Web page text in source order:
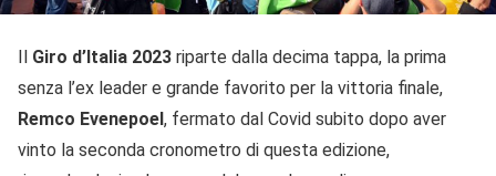
Giro d’Italia 2023 riparte dalla decima tappa, la prima
senza l’ex leader e grande favorito per la vittoria finale,
Remco Evenepoel , fermato dal Covid subito dopo aver
vinto la seconda cronometro di questa edizione,